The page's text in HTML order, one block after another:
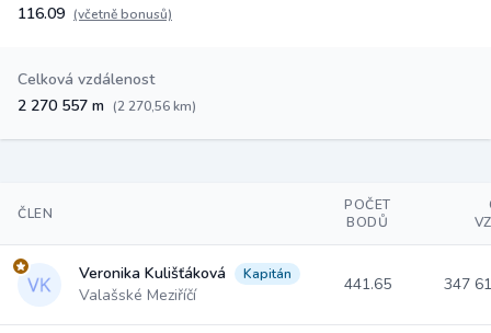
116.09 (včetně bonusů)
Celková vzdálenost
2 270 557 m (2 270,56 km)
ČLEN
POČET
BODŮ
Veronika Kulišťáková Kapitán
Valašské Meziříčí
441.65 347